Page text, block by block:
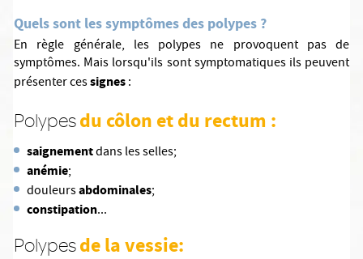
Quels sont les symptômes des polypes ?
En règle générale, les polypes ne provoquent pas de
symptômes. Mais lorsqu'ils sont symptomatiques ils peuvent
présenter cessignes:
Polypesdu côlon et du rectum :
saignementdans les selles;
anémie;
douleursabdominales;
constipation...
Polypesde la vessie: